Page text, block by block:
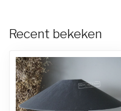
Recent bekeken